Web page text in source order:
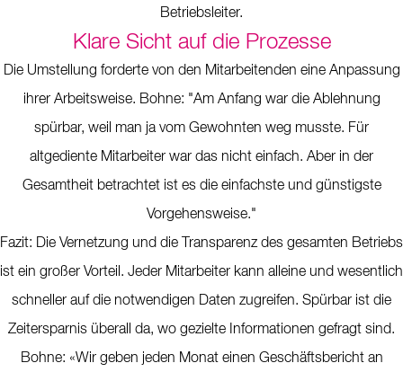
Betriebsleiter.
Klare Sicht auf die Prozesse
Die Umstellung forderte von den Mitarbeitenden eine Anpassung
ihrer Arbeitsweise. Bohne: "Am Anfang war die Ablehnung
spürbar, weil man ja vom Gewohnten weg musste. Für
altgediente Mitarbeiter war das nicht einfach. Aber in der
Gesamtheit betrachtet ist es die einfachste und günstigste
Vorgehensweise."
Fazit: Die Vernetzung und die Transparenz des gesamten Betriebs
ist ein großer Vorteil. Jeder Mitarbeiter kann alleine und wesentlich
schneller auf die notwendigen Daten zugreifen. Spürbar ist die
Zeitersparnis überall da, wo gezielte Informationen gefragt sind.
Bohne: «Wir geben jeden Monat einen Geschäftsbericht an